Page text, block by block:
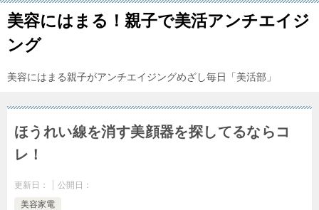
美容にはまる！親子で美活アンチエイジ
ング
美容にはまる親子がアンチエイジングめざし毎日「美活部」
ほうれい線を消す美顔器を探してるならコ
レ！
更新日：
公開日：
美容家電